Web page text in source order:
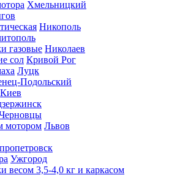
Хмельницкий
Никополь
газовые Николаев
сол Кривой Рог
Луцк
Подольский
Киев
мотором Львов
Ужгород
весом 3,5-4,0 кг и каркасом